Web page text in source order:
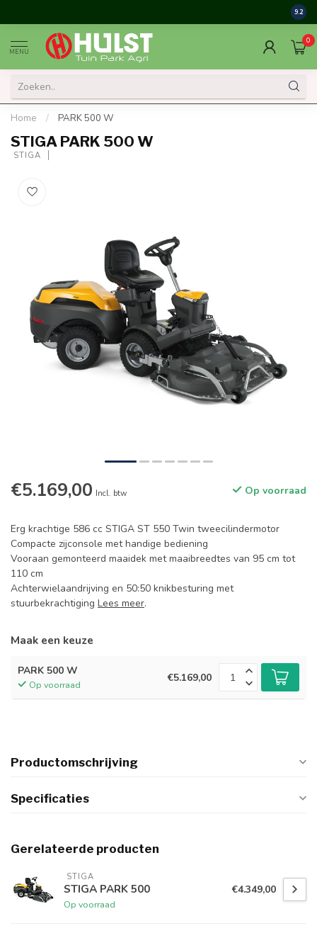
9.2
MENU
0
Home / PARK 500 W
STIGA PARK 500 W
STIGA
€5.169,00 Incl. btw Op voorraad
Erg krachtige 586 cc STIGA ST 550 Twin tweecilindermotor
Compacte zijconsole met handige bediening
Vooraan gemonteerd maaidek met maaibreedtes van 95 cm tot
110 cm
Achterwielaandrijving en 50:50 knikbesturing met
stuurbekrachtiging Lees meer.
Maak een keuze
PARK 500 W
Op voorraad
€5.169,00
Productomschrijving
Specificaties
Gerelateerde producten
STIGA
STIGA PARK 500
Op voorraad
€4.349,00